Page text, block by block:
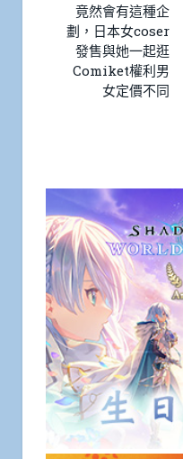
竟然會有這種企
劃，日本女coser
發售與她一起逛
Comiket權利男
女定價不同